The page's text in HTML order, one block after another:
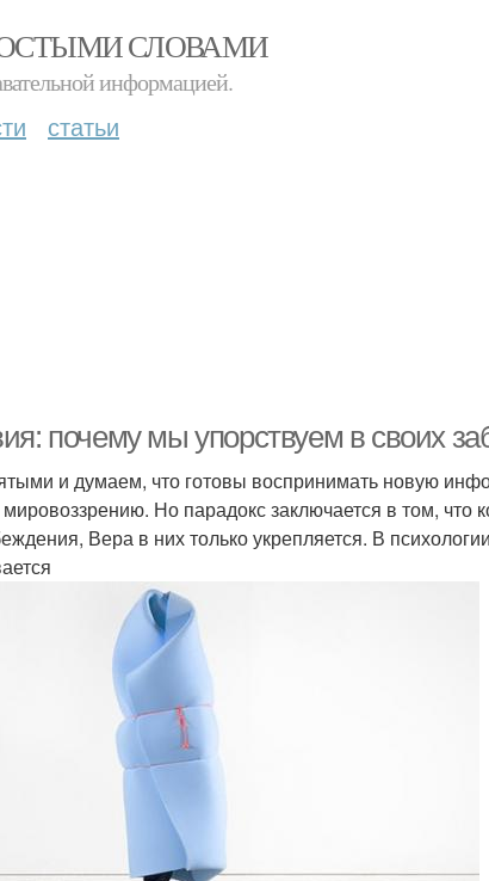
СЛОВАМИ
информацией.
статьи
почему мы упорствуем в своих
и думаем, что готовы воспринимать новую
Но парадокс заключается в том, что
Вера в них только укрепляется. В